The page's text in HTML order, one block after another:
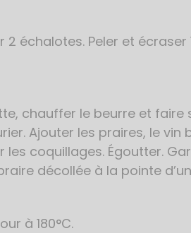
2 échalotes. Peler et écraser
chauffer le beurre et faire
Ajouter les praires, le
les coquillages. Égoutter.
décollée à la pointe
à 180°C.